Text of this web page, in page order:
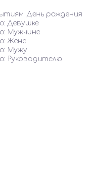
День рождения
Девушке
Мужчине
Жене
Мужу
Руководителю